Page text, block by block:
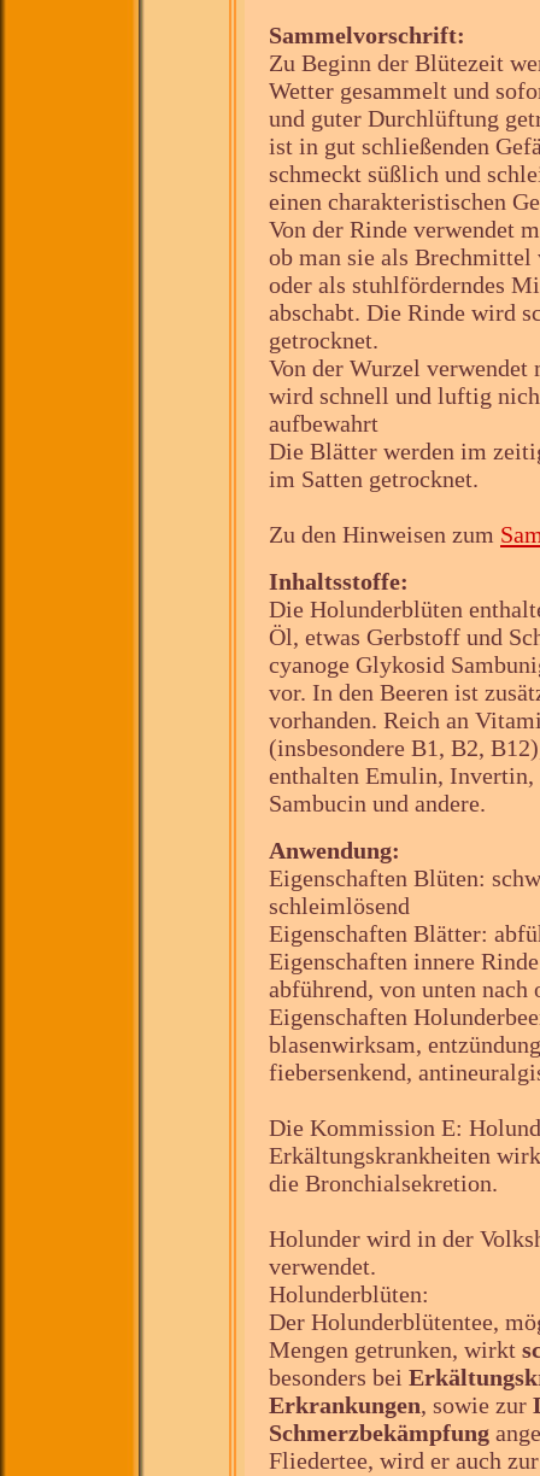
Sammelvorschrift:
Zu Beginn der Blütezeit
Wetter gesammelt und
und guter Durchlüftung
ist in gut schließenden
schmeckt süßlich und
einen charakteristischen
Von der Rinde verwendet
ob man sie als Brechmittel
oder als stuhlförderndes
abschabt. Die Rinde wird
getrocknet.
Von der Wurzel
wird schnell und luftig
aufbewahrt
Die Blätter werden im
im Satten getrocknet.
Zu den Hinweisen zum
Inhaltsstoffe:
Die Holunderblüten
Öl, etwas Gerbstoff und
cyanoge Glykosid
vor. In den Beeren ist
vorhanden. Reich an
(insbesondere B1, B2,
enthalten Emulin,
Sambucin und andere.
Anwendung:
Eigenschaften Blüten:
schleimlösend
Eigenschaften Blätter:
Eigenschaften innere
abführend, von unten nach
Eigenschaften
blasenwirksam,
fiebersenkend,
Die Kommission E:
Erkältungskrankheiten
die Bronchialsekretion.
Holunder wird in der
verwendet.
Holunderblüten:
Der Holunderblütentee,
Mengen getrunken, wirkt
besonders bei
Erkrankungen, sowie zur
Schmerzbekämpfung
Fliedertee, wird er auch